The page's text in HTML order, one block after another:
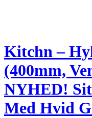
Kitchn –
(400mm,
NYHED!
Med Hvid